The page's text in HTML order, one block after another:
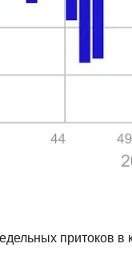
притоков в